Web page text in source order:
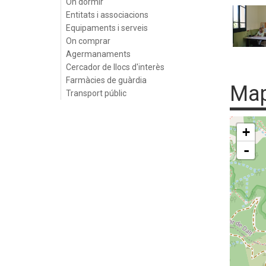
Entitats i associacions
Equipaments i serveis
On comprar
Agermanaments
Cercador de llocs d'interès
Farmàcies de guàrdia
Transport públic
+
-